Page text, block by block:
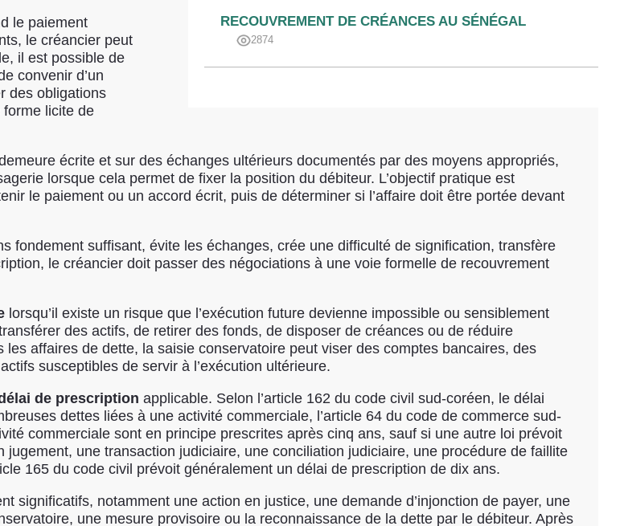
RECOUVREMENT DE CRÉANCES AU SÉNÉGAL
2874
le paiement
le créancier peut
il est possible de
convenir d’un
des obligations
forme licite de
écrite et sur des échanges ultérieurs documentés par des moyens appropriés,
lorsque cela permet de fixer la position du débiteur. L’objectif pratique est
le paiement ou un accord écrit, puis de déterminer si l’affaire doit être portée devant
fondement suffisant, évite les échanges, crée une difficulté de signification, transfère
le créancier doit passer des négociations à une voie formelle de recouvrement
lorsqu’il existe un risque que l’exécution future devienne impossible ou sensiblement
des actifs, de retirer des fonds, de disposer de créances ou de réduire
affaires de dette, la saisie conservatoire peut viser des comptes bancaires, des
susceptibles de servir à l’exécution ultérieure.
de prescription applicable. Selon l’article 162 du code civil sud-coréen, le délai
dettes liées à une activité commerciale, l’article 64 du code de commerce sud-
commerciale sont en principe prescrites après cinq ans, sauf si une autre loi prévoit
une transaction judiciaire, une conciliation judiciaire, une procédure de faillite
165 du code civil prévoit généralement un délai de prescription de dix ans.
significatifs, notamment une action en justice, une demande d’injonction de payer, une
une mesure provisoire ou la reconnaissance de la dette par le débiteur. Après